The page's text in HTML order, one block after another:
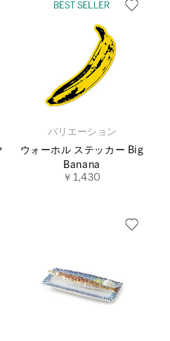
バリエーション
ウォーホル ステッカー Big
Banana
￥1,430